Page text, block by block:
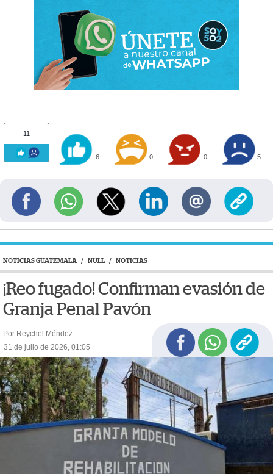
11
6 0 0 5
NOTICIAS GUATEMALA / NULL / NOTICIAS
¡Reo fugado! Confirman evasión de
Granja Penal Pavón
Por Reychel Méndez
31 de julio de 2026, 01:05